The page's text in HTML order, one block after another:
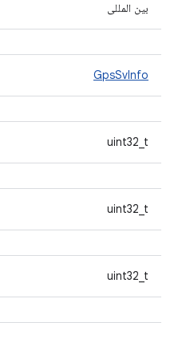
بین المللی
GpsSvInfo
uint32_t
uint32_t
uint32_t